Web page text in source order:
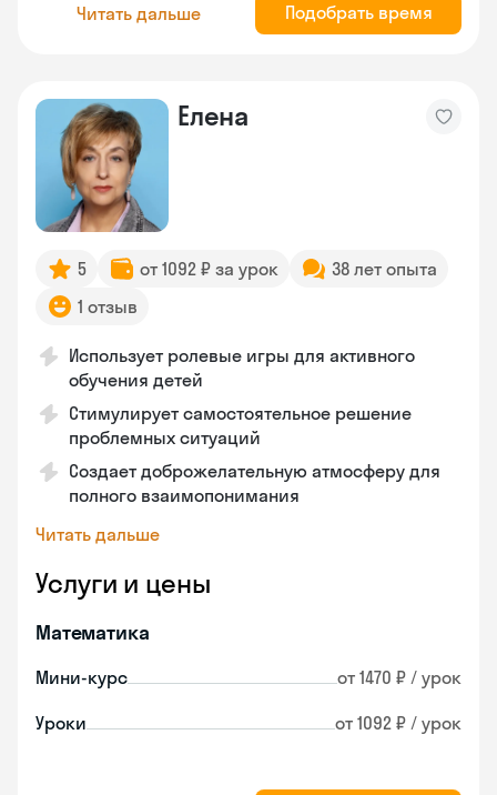
Читать дальше Подобрать время
Елена
5 от 1092 ₽ за урок
38 лет опыта
1 отзыв
Использует ролевые игры для активного
обучения детей
Стимулирует самостоятельное решение
проблемных ситуаций
Создает доброжелательную атмосферу для
полного взаимопонимания
Читать дальше
Услуги и цены
Математика
Мини-курс от 1470 ₽ / урок
Уроки от 1092 ₽ / урок